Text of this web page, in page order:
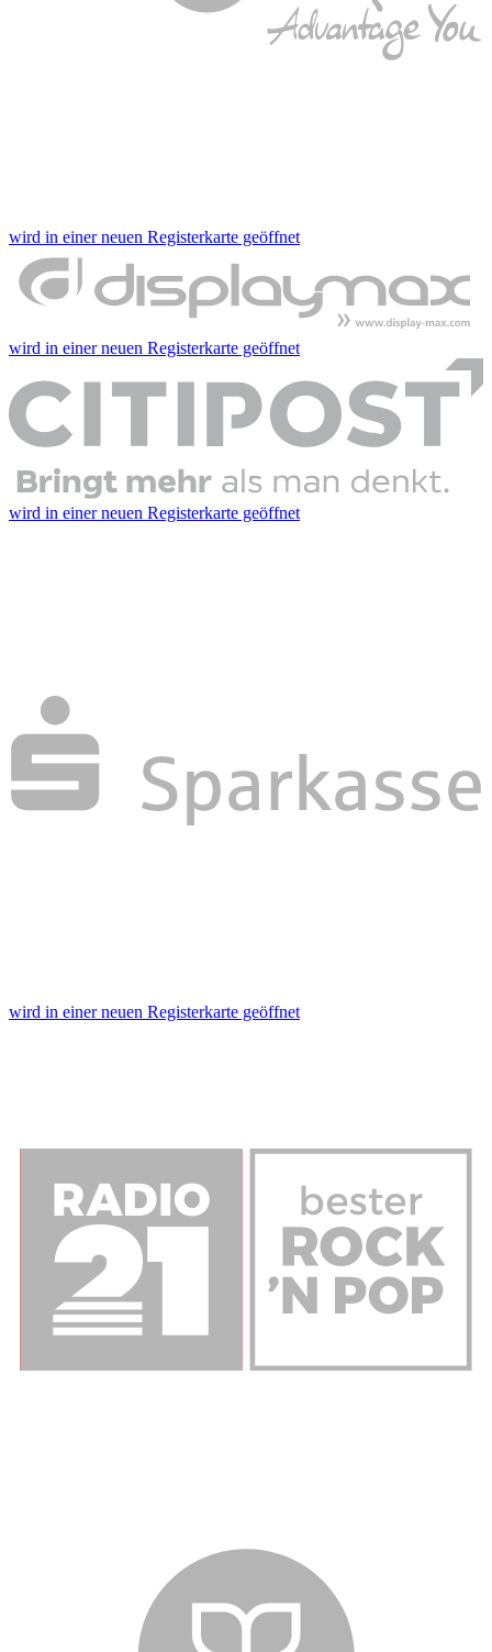
wird in einer neuen Registerkarte geöffnet
wird in einer neuen Registerkarte geöffnet
wird in einer neuen Registerkarte geöffnet
wird in einer neuen Registerkarte geöffnet